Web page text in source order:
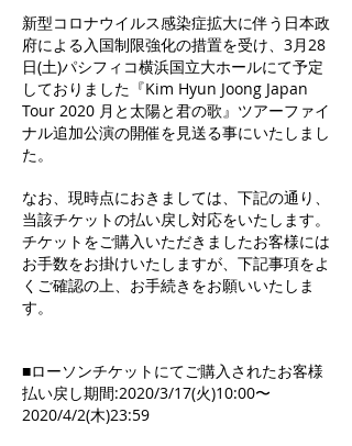
新型コロナウイルス感染症拡大に伴う日本政
府による入国制限強化の措置を受け、3月28
日(土)パシフィコ横浜国立大ホールにて予定
しておりました『Kim Hyun Joong Japan
Tour 2020 月と太陽と君の歌』ツアーファイ
ナル追加公演の開催を見送る事にいたしまし
た。
なお、現時点におきましては、下記の通り、
当該チケットの払い戻し対応をいたします。
チケットをご購入いただきましたお客様には
お手数をお掛けいたしますが、下記事項をよ
くご確認の上、お手続きをお願いいたしま
す。
■ローソンチケットにてご購入されたお客様
払い戻し期間:2020/3/17(火)10:00〜
2020/4/2(木)23:59